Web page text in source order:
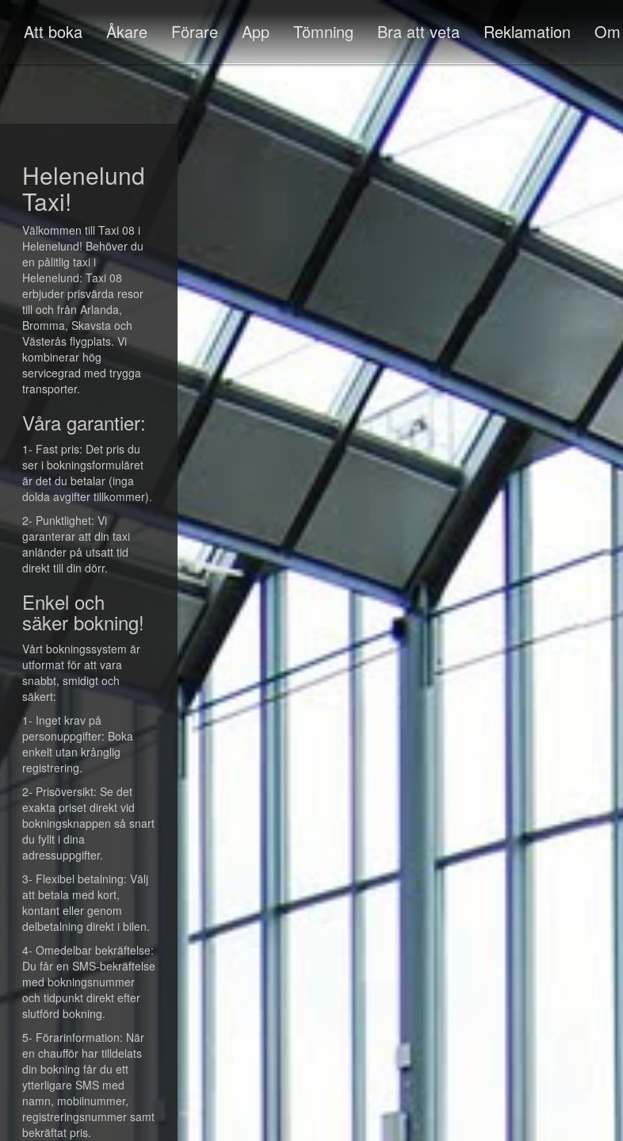
Att boka Åkare Förare App Tömning Bra att veta Reklamation
Helenelund
Taxi!
Välkommen till Taxi 08 i
Helenelund! Behöver du
en pålitlig taxi i
Helenelund: Taxi 08
erbjuder prisvärda resor
till och från Arlanda,
Bromma, Skavsta och
Västerås flygplats. Vi
kombinerar hög
servicegrad med trygga
transporter.
Våra garantier:
1- Fast pris: Det pris du
ser i bokningsformuläret
är det du betalar (inga
dolda avgifter tillkommer).
2- Punktlighet: Vi
garanterar att din taxi
anländer på utsatt tid
direkt till din dörr.
Enkel och
säker bokning!
Vårt bokningssystem är
utformat för att vara
snabbt, smidigt och
säkert:
1- Inget krav på
personuppgifter: Boka
enkelt utan krånglig
registrering.
2- Prisöversikt: Se det
exakta priset direkt vid
bokningsknappen så snart
du fyllt i dina
adressuppgifter.
3- Flexibel betalning: Välj
att betala med kort,
kontant eller genom
delbetalning direkt i bilen.
4- Omedelbar bekräftelse:
Du får en SMS-bekräftelse
med bokningsnummer
och tidpunkt direkt efter
slutförd bokning.
5- Förarinformation: När
en chaufför har tilldelats
din bokning får du ett
ytterligare SMS med
namn, mobilnummer,
registreringsnummer samt
bekräftat pris.